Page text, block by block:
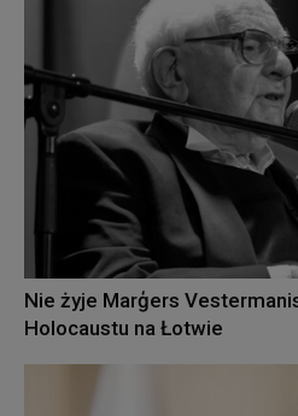
Nie żyje Marģers
Holocaustu na Łotwie